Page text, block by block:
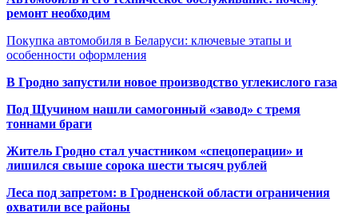
ремонт необходим
Покупка автомобиля в Беларуси: ключевые этапы и
особенности оформления
В Гродно запустили новое производство углекислого газа
Под Щучином нашли самогонный «завод» с тремя
тоннами браги
Житель Гродно стал участником «спецоперации» и
лишился свыше сорока шести тысяч рублей
Леса под запретом: в Гродненской области ограничения
охватили все районы